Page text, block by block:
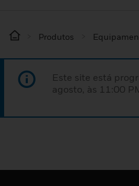
Produtos
Este site está
agosto, às 11:00